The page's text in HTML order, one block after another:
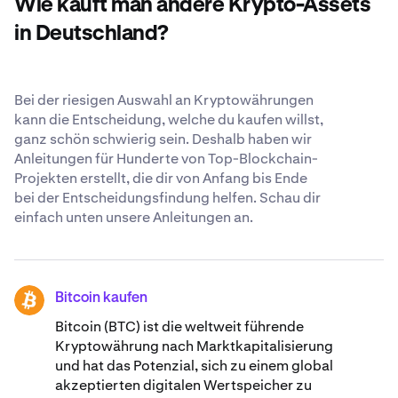
Erfahre mehr über unsereweltweit anerkannten
Sicherheitsstandards.
Wie kauft man andere Krypto-Assets
in Deutschland?
Bei der riesigen Auswahl an Kryptowährungen
kann die Entscheidung, welche du kaufen willst,
ganz schön schwierig sein. Deshalb haben wir
Anleitungen für Hunderte von Top-Blockchain-
Projekten erstellt, die dir von Anfang bis Ende
bei der Entscheidungsfindung helfen. Schau dir
einfach unten unsere Anleitungen an.
BTC Bitcoin kaufen
Bitcoin (BTC) ist die weltweit führende
Kryptowährung nach Marktkapitalisierung
und hat das Potenzial, sich zu einem global
akzeptierten digitalen Wertspeicher zu